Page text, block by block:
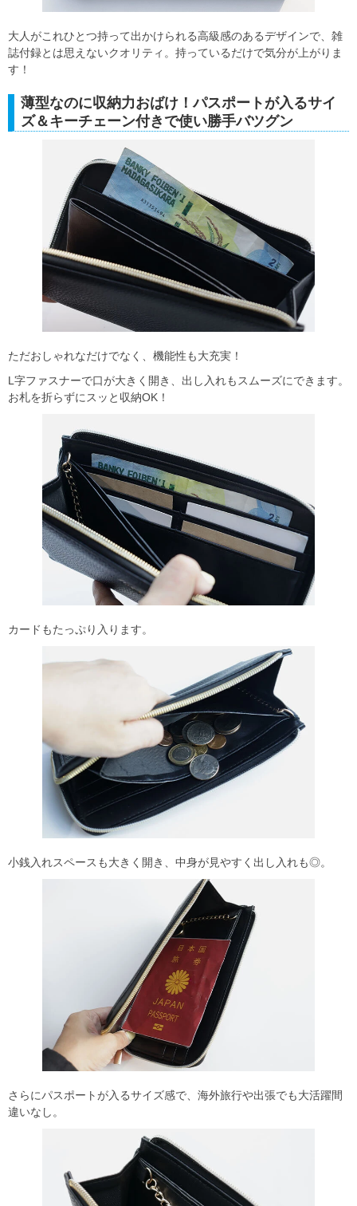
大人がこれひとつ持って出かけられる高級感のあるデザインで、雑
誌付録とは思えないクオリティ。持っているだけで気分が上がりま
す！
薄型なのに収納力おばけ！パスポートが入るサイ
ズ＆キーチェーン付きで使い勝手バツグン
ただおしゃれなだけでなく、機能性も大充実！
L字ファスナーで口が大きく開き、出し入れもスムーズにできます。
お札を折らずにスッと収納OK！
カードもたっぷり入ります。
小銭入れスペースも大きく開き、中身が見やすく出し入れも◎。
さらにパスポートが入るサイズ感で、海外旅行や出張でも大活躍間
違いなし。